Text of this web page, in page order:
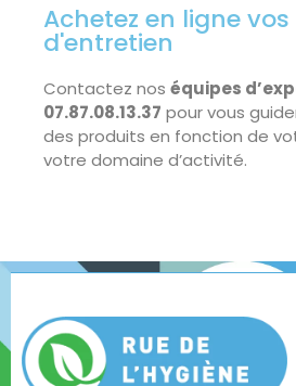
Achetez en ligne
d'entretien
Contactez nos équipes
07.87.08.13.37 pour vous
des produits en fonction de
votre domaine d’activité.